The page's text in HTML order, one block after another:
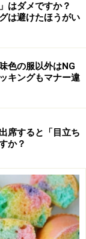
はダメですか？
は避けたほうがい
色の服以外はNG
キングもマナー違
席すると「目立ち
か？